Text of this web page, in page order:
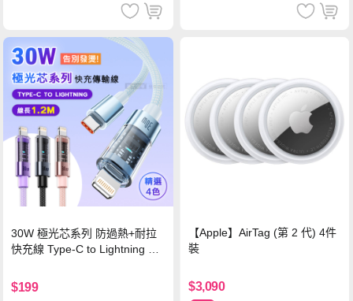
30W 極光芯系列 防過熱+耐拉
快充線 Type-C to Lightning 傳
$199
【Apple】AirTag (第 2 代) 4件
裝
$3,090